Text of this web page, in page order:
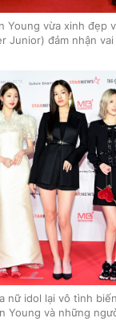
Young vừa xinh đẹp
Junior) đảm nhận
nữ idol lại vô tình
Young và những